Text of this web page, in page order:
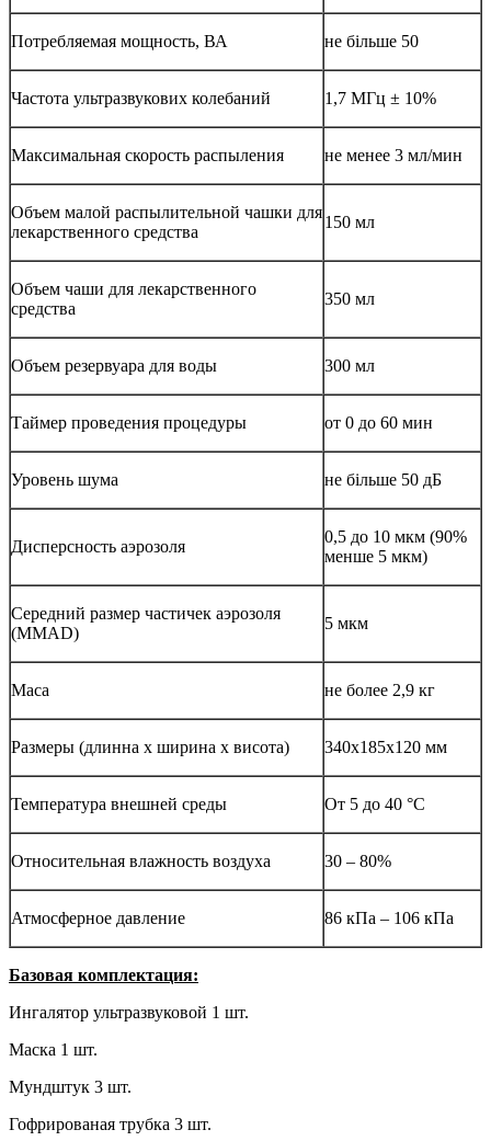
Потребляемая мощность, ВА не більше 50
Частота ультразвукових колебаний 1,7 МГц ± 10%
Максимальная скорость распыления не менее 3 мл/мин
Объем малой распылительной чашки для
лекарственного средства
150 мл
Объем чаши для лекарственного
средства
350 мл
Объем резервуара для воды 300 мл
Таймер проведения процедуры от 0 до 60 мин
Уровень шума не більше 50 дБ
Дисперсность аэрозоля
0,5 до 10 мкм (90%
менше 5 мкм)
Середний размер частичек аэрозоля
(MMAD)
5 мкм
Маса не более 2,9 кг
Размеры (длинна х ширина х висота) 340х185х120 мм
Температура внешней среды От 5 до 40 °С
Относительная влажность воздуха 30 – 80%
Атмосферное давление 86 кПа – 106 кПа
Базовая комплектация:
Ингалятор ультразвуковой 1 шт.
Маска 1 шт.
Мундштук 3 шт.
Гофрированая трубка 3 шт.